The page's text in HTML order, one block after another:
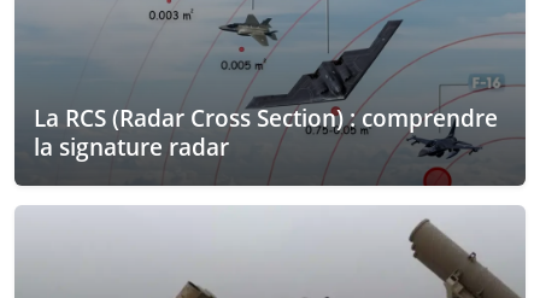
La RCS (Radar Cross Section) : comprendre
la signature radar